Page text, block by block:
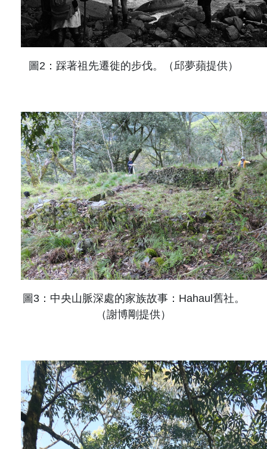
圖 2 ：踩著祖先遷徙的步伐。（邱夢蘋提供）
圖 3：中央山脈深處的家族故事： Hahaul 舊社。
（謝博剛提供）